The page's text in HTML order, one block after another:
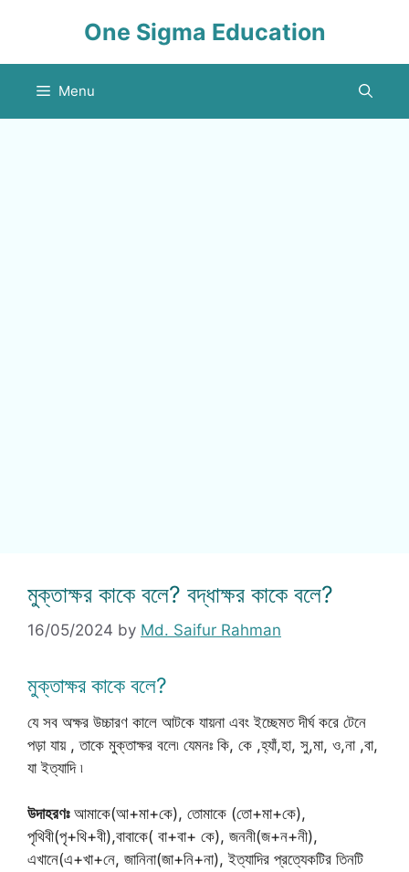
One Sigma Education
Menu
মুক্তাক্ষর কাকে বলে? বদ্ধাক্ষর কাকে বলে?
16/05/2024 by Md. Saifur Rahman
মুক্তাক্ষর কাকে বলে?
যে সব অক্ষর উচ্চারণ কালে আটকে যায়না এবং ইচ্ছেমত দীর্ঘ করে টেনে
পড়া যায় , তাকে মুক্তাক্ষর বলে৷ যেমনঃ কি, কে ,হ্যাঁ,হা, সু,মা, ও,না ,বা,
যা ইত্যাদি ৷
উদাহরণঃআমাকে(আ+মা+কে), তোমাকে (তো+মা+কে),
পৃথিবী(পৃ+থি+বী),বাবাকে( বা+বা+ কে), জননী(জ+ন+নী),
এখানে(এ+খা+নে, জানিনা(জা+নি+না), ইত্যাদির প্রত্যেকটির তিনটি